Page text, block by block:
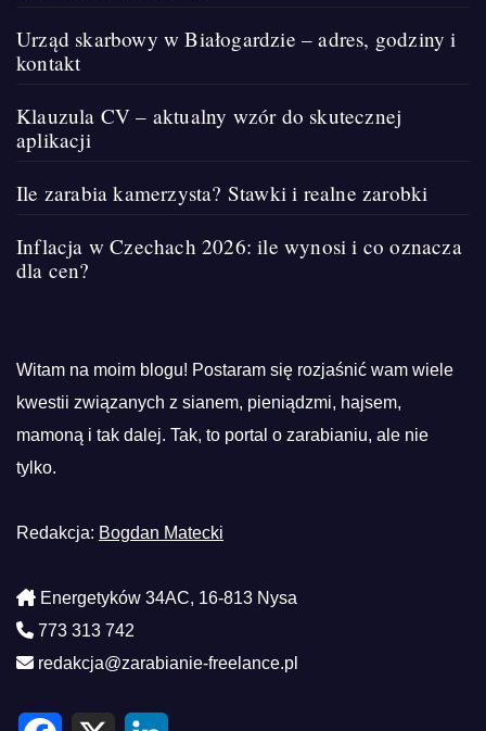
Urząd skarbowy w Białogardzie – adres, godziny i
kontakt
Klauzula CV – aktualny wzór do skutecznej
aplikacji
Ile zarabia kamerzysta? Stawki i realne zarobki
Inflacja w Czechach 2026: ile wynosi i co oznacza
dla cen?
Witam na moim blogu! Postaram się rozjaśnić wam wiele
kwestii związanych z sianem, pieniądzmi, hajsem,
mamoną i tak dalej. Tak, to portal o zarabianiu, ale nie
tylko.
Redakcja: Bogdan Matecki
Energetyków 34AC, 16-813 Nysa
773 313 742
redakcja@zarabianie-freelance.pl
F
X